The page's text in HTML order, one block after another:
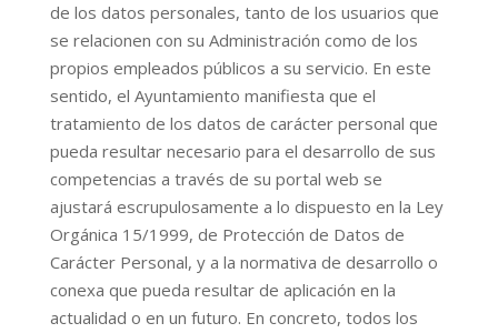
de los datos personales, tanto de los usuarios que
se relacionen con su Administración como de los
propios empleados públicos a su servicio. En este
sentido, el Ayuntamiento manifiesta que el
tratamiento de los datos de carácter personal que
pueda resultar necesario para el desarrollo de sus
competencias a través de su portal web se
ajustará escrupulosamente a lo dispuesto en la Ley
Orgánica 15/1999, de Protección de Datos de
Carácter Personal, y a la normativa de desarrollo o
conexa que pueda resultar de aplicación en la
actualidad o en un futuro. En concreto, todos los